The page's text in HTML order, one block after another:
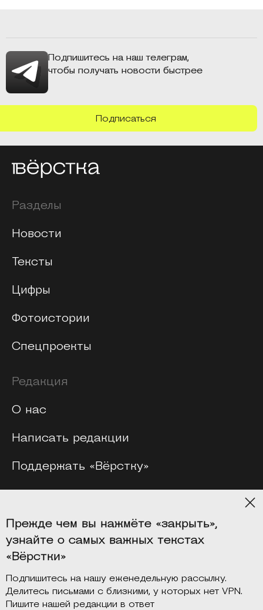
Прежде чем вы нажмёте «закрыть»,
узнайте о самых важных текстах
«Вёрстки»
Подпишитесь на нашу еженедельную рассылку.
Делитесь письмами с близкими, у которых нет VPN.
Пишите нашей редакции в ответ
Подпишитесь на наш телеграм,
чтобы получать новости быстрее
Подписаться
Разделы
Новости
Тексты
Цифры
Фотоистории
Спецпроекты
Редакция
О нас
Написать редакции
Поддержать «Вёрстку»
Мерч
Платформы